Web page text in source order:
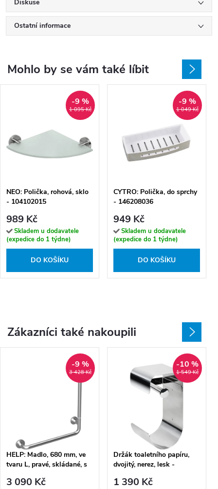
Diskuse
Ostatní informace
Mohlo by se vám také líbit
1 095 Kč
-9 %
NEO: Polička, rohová, sklo
- 104102015
989 Kč
Skladem u dodavatele
(expedice do 1 týdne)
DO KOŠÍKU
1 049 Kč
-9 %
CYTRO: Polička, do sprchy
- 146208036
949 Kč
Skladem u dodavatele
(expedice do 1 týdne)
DO KOŠÍKU
Zákazníci také nakoupili
3 428 Kč
-9 %
HELP: Madlo, 680 mm, ve
tvaru L, pravé, skládané, s
301153062
3 090 Kč
1 549 Kč
-10 %
Držák toaletního papíru,
dvojitý, nerez, lesk -
1 390 Kč